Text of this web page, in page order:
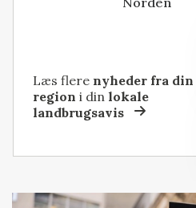
Læs flere nyheder fra din
region i dinlokale
landbrugsavis